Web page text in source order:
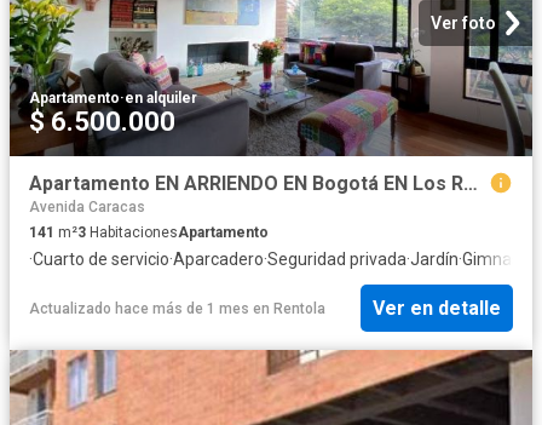
Ver foto
Apartamento·en alquiler
$ 6.500.000
Apartamento EN ARRIENDO EN Bogotá EN Los Rosales 64865 $6.500.000
Avenida Caracas
141 m²3 HabitacionesApartamento
·Cuarto de servicio·Aparcadero·Seguridad privada·Jardín·Gimnasio
Actualizado hace más de 1 mes en Rentola Ver en detalle